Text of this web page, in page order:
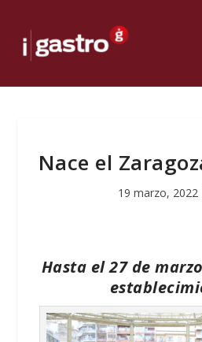
Nace el
19 marzo, 2022
Hasta el 27 de